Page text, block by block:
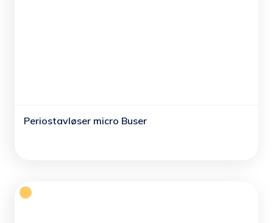
Periostavløser micro Buser